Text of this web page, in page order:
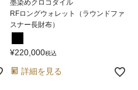
墨染めクロコダイル
RFロングウォレット（ラウンドファ
スナー長財布）
¥220,000税込
詳細を見る